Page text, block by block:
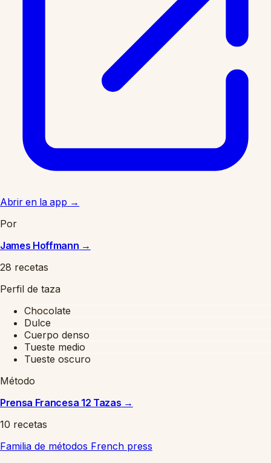
Abrir en la app →
Por
James Hoffmann →
28 recetas
Perfil de taza
Chocolate
Dulce
Cuerpo denso
Tueste medio
Tueste oscuro
Método
Prensa Francesa 12 Tazas →
10 recetas
Familia de métodos French press